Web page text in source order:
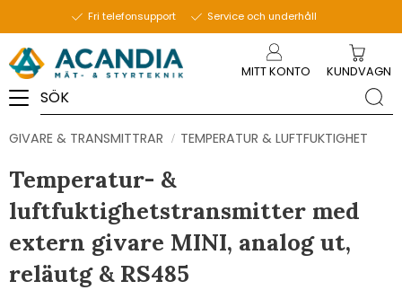
Fri telefonsupport Service och underhåll
MITT KONTO KUNDVAGN
GIVARE & TRANSMITTRAR TEMPERATUR & LUFTFUKTIGHET
Temperatur- &
luftfuktighetstransmitter​ med
extern givare MINI, analog ut,
reläutg & RS485